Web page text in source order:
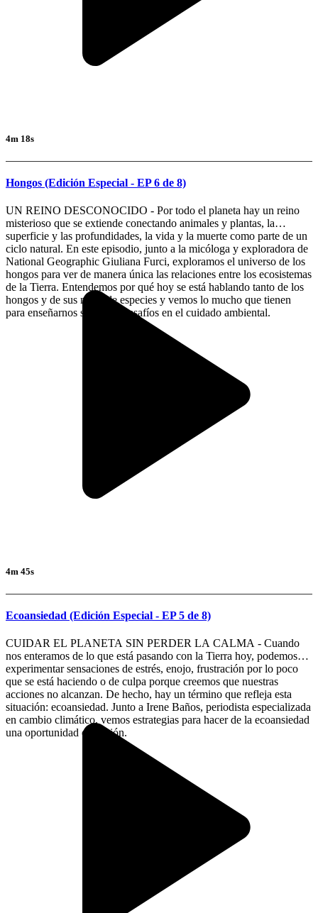
4m 18s
Hongos (Edición Especial - EP 6 de 8)
UN REINO DESCONOCIDO - Por todo el planeta hay un reino
misterioso que se extiende conectando animales y plantas, la
superficie y las profundidades, la vida y la muerte como parte de un
ciclo natural. En este episodio, junto a la micóloga y exploradora de
National Geographic Giuliana Furci, exploramos el universo de los
hongos para ver de manera única las relaciones entre los ecosistemas
de la Tierra. Entendemos por qué hoy se está hablando tanto de los
hongos y de sus miles de especies y vemos lo mucho que tienen
para enseñarnos sobre los desafíos en el cuidado ambiental.
4m 45s
Ecoansiedad (Edición Especial - EP 5 de 8)
CUIDAR EL PLANETA SIN PERDER LA CALMA - Cuando
nos enteramos de lo que está pasando con la Tierra hoy, podemos
experimentar sensaciones de estrés, enojo, frustración por lo poco
que se está haciendo o de culpa porque creemos que nuestras
acciones no alcanzan. De hecho, hay un término que refleja esta
situación: ecoansiedad. Junto a Irene Baños, periodista especializada
en cambio climático, vemos estrategias para hacer de la ecoansiedad
una oportunidad de acción.